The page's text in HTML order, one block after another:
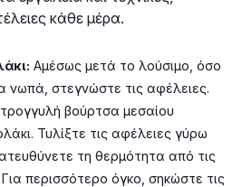
κάθε μέρα.
Αμέσως μετά το λούσιμο, όσο
νωπά, στεγνώστε τις αφέλειες.
βούρτσα μεσαίου
Τυλίξτε τις αφέλειες γύρω
τη θερμότητα από τις
περισσότερο όγκο, σηκώστε τις